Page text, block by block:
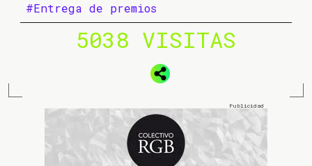
#Entrega de premios
5038 VISITAS